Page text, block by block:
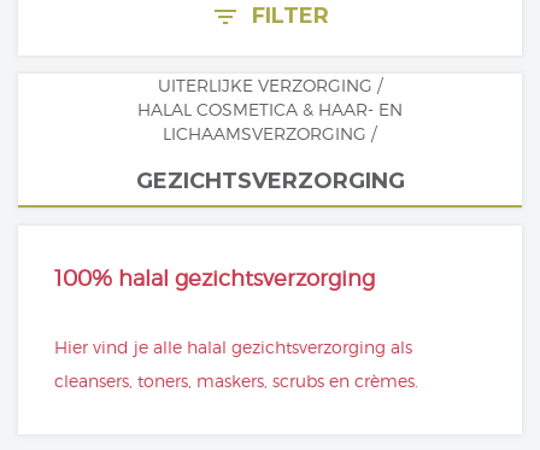
filter_list FILTER
UITERLIJKE VERZORGING /
HALAL COSMETICA & HAAR- EN
LICHAAMSVERZORGING /
GEZICHTSVERZORGING
100% halal gezichtsverzorging
Hier vind je alle halal gezichtsverzorging als
cleansers, toners, maskers, scrubs en crèmes.